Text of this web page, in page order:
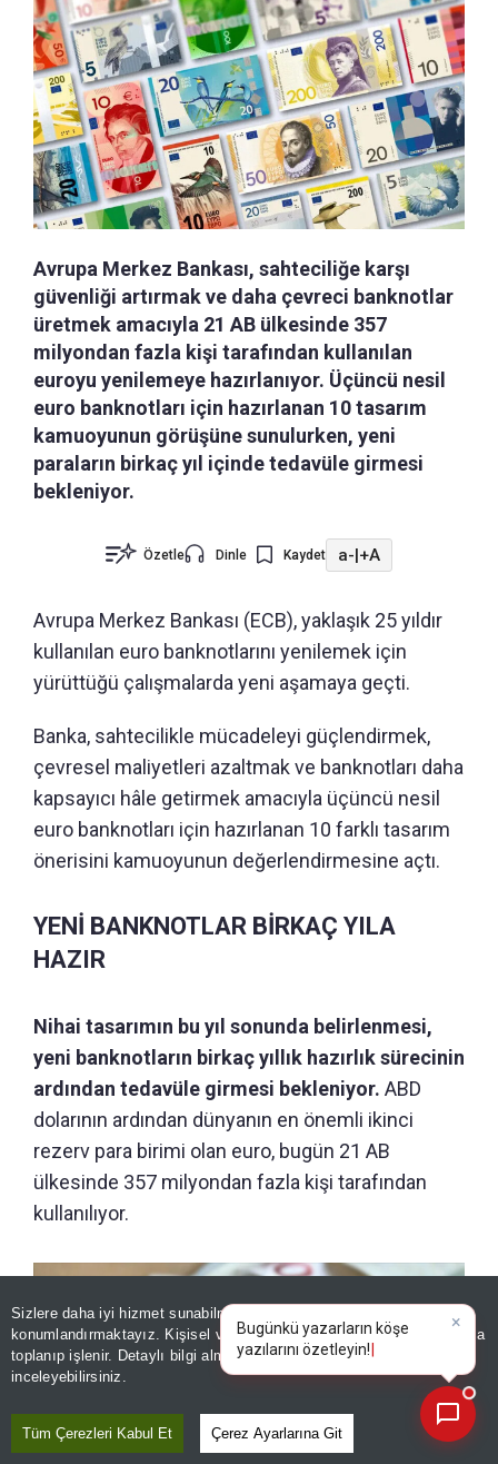
Sizlere daha iyi hizmet sunabilmek adına sitemizde
konumlandırmaktayız. Kişisel verileriniz, KVKK ve GDPR kapsamında
toplanıp işlenir. Detaylı bilgi almak içinAydınlatma Metnimizi
inceleyebilirsiniz.
Tüm Çerezleri Kabul Et Çerez Ayarlarına Git
Avrupa Merkez Bankası, sahteciliğe karşı
güvenliği artırmak ve daha çevreci banknotlar
üretmek amacıyla 21 AB ülkesinde 357
milyondan fazla kişi tarafından kullanılan
euroyu yenilemeye hazırlanıyor. Üçüncü nesil
euro banknotları için hazırlanan 10 tasarım
kamuoyunun görüşüne sunulurken, yeni
paraların birkaç yıl içinde tedavüle girmesi
bekleniyor.
Özetle Dinle Kaydet a-|+A
Avrupa Merkez Bankası (ECB), yaklaşık 25 yıldır
kullanılan euro banknotlarını yenilemek için
yürüttüğü çalışmalarda yeni aşamaya geçti.
Banka, sahtecilikle mücadeleyi güçlendirmek,
çevresel maliyetleri azaltmak ve banknotları daha
kapsayıcı hâle getirmek amacıyla üçüncü nesil
euro banknotları için hazırlanan 10 farklı tasarım
önerisini kamuoyunun değerlendirmesine açtı.
YENİ BANKNOTLAR BİRKAÇ YILA
HAZIR
Nihai tasarımın bu yıl sonunda belirlenmesi,
yeni banknotların birkaç yıllık hazırlık sürecinin
ardından tedavüle girmesi bekleniyor. ABD
dolarının ardından dünyanın en önemli ikinci
rezerv para birimi olan euro, bugün 21 AB
ülkesinde 357 milyondan fazla kişi tarafından
kullanılıyor.
Bugünkü yaza|